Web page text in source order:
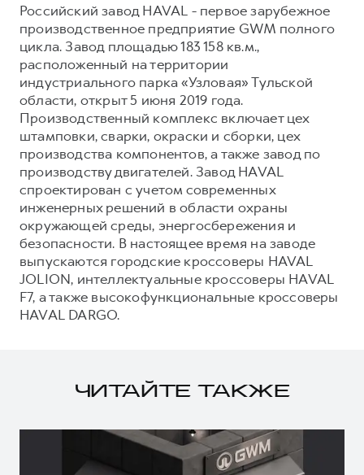
Российский завод HAVAL - первое зарубежное
производственное предприятие GWM полного
цикла. Завод площадью 183 158 кв.м.,
расположенный на территории
индустриального парка «Узловая» Тульской
области, открыт 5 июня 2019 года.
Производственный комплекс включает цех
штамповки, сварки, окраски и сборки, цех
производства компонентов, а также завод по
производству двигателей. Завод HAVAL
спроектирован с учетом современных
инженерных решений в области охраны
окружающей среды, энергосбережения и
безопасности. В настоящее время на заводе
выпускаются городские кроссоверы HAVAL
JOLION, интеллектуальные кроссоверы HAVAL
F7, а также высокофункциональные кроссоверы
HAVAL DARGO.
ЧИТАЙТЕ ТАКЖЕ